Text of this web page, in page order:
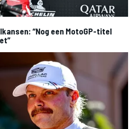
“Nog een MotoGP-titel